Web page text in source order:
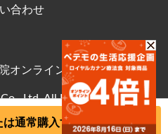
合わせ
オンラインストア
Ltd. All Rights Reserved.
は通常購入する